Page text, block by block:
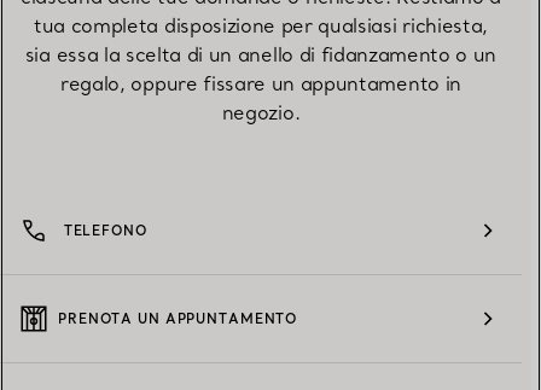
tua completa disposizione per qualsiasi richiesta,
sia essa la scelta di un anello di fidanzamento o un
regalo, oppure fissare un appuntamento in
negozio.
TELEFONO
PRENOTA UN APPUNTAMENTO